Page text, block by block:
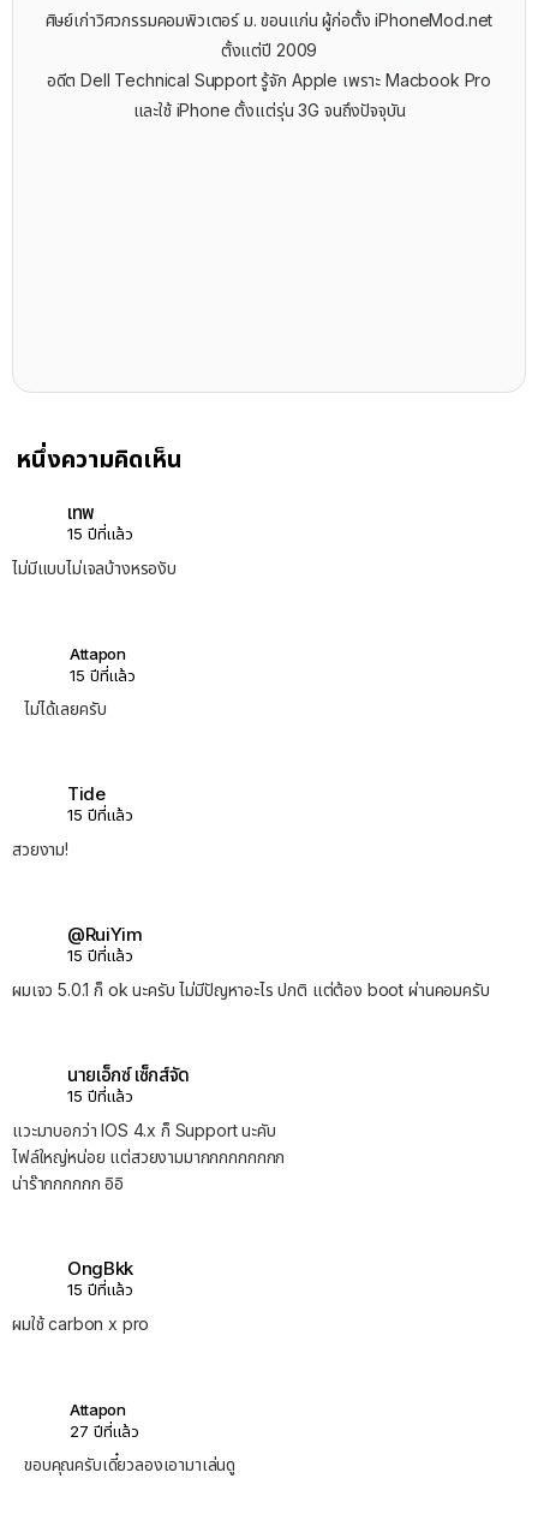
ศิษย์เก่าวิศวกรรมคอมพิวเตอร์ ม. ขอนแก่น ผู้ก่อตั้ง iPhoneMod.net
ตั้งแต่ปี 2009
อดีต Dell Technical Support รู้จัก ​Apple เพราะ Macbook Pro
และใช้ iPhone ตั้งแต่รุ่น 3G จนถึงปัจจุบัน
หนึ่งความคิดเห็น
เทพ
15 ปีที่แล้ว
ไม่มีแบบไม่เจลบ้างหรองับ
Attapon
15 ปีที่แล้ว
ไม่ได้เลยครับ
Tide
15 ปีที่แล้ว
สวยงาม!
@RuiYim
15 ปีที่แล้ว
ผมเจว 5.0.1 ก็ ok นะครับ ไม่มีปัญหาอะไร ปกติ แต่ต้อง boot ผ่านคอมครับ
นายเอ็กซ์ เซ็กส์จัด
15 ปีที่แล้ว
แวะมาบอกว่า IOS 4.x ก็ Support นะคับ
ไฟล์ใหญ่หน่อย แต่สวยงามมากกกกกกกกก
น่าร๊ากกกกกก อิอิ
OngBkk
15 ปีที่แล้ว
ผมใช้ carbon x pro
Attapon
27 ปีที่แล้ว
ขอบคุณครับเดี๋ยวลองเอามาเล่นดู